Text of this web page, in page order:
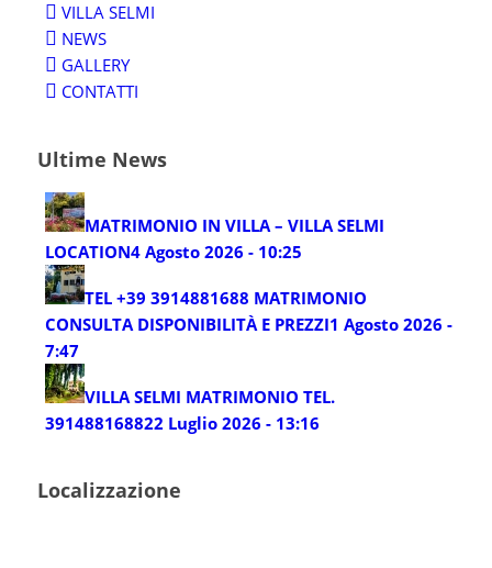
VILLA SELMI
NEWS
GALLERY
CONTATTI
Ultime News
MATRIMONIO IN VILLA – VILLA SELMI
LOCATION4 Agosto 2026 - 10:25
TEL +39 3914881688 MATRIMONIO
CONSULTA DISPONIBILITÀ E PREZZI1 Agosto 2026 -
7:47
VILLA SELMI MATRIMONIO TEL.
391488168822 Luglio 2026 - 13:16
Localizzazione